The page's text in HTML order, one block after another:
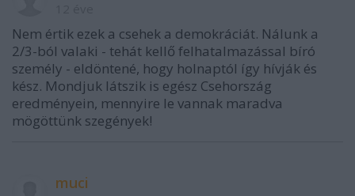
Nem értik ezek a csehek a demokráciát. Nálunk a
2/3-ból valaki - tehát kellő felhatalmazással bíró
személy - eldöntené, hogy holnaptól így hívják és
kész. Mondjuk látszik is egész Csehország
eredményein, mennyire le vannak maradva
mögöttünk szegények!
muci